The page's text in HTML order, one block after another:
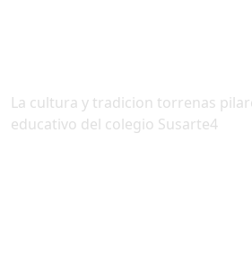
La cultura y tradicion torrenas
educativo del colegio Susarte4